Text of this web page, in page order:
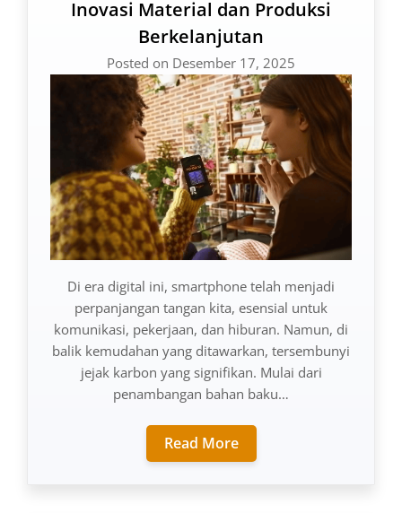
Inovasi Material dan Produksi
Berkelanjutan
Posted on Desember 17, 2025
Di era digital ini, smartphone telah menjadi
perpanjangan tangan kita, esensial untuk
komunikasi, pekerjaan, dan hiburan. Namun, di
balik kemudahan yang ditawarkan, tersembunyi
jejak karbon yang signifikan. Mulai dari
penambangan bahan baku…
Read More